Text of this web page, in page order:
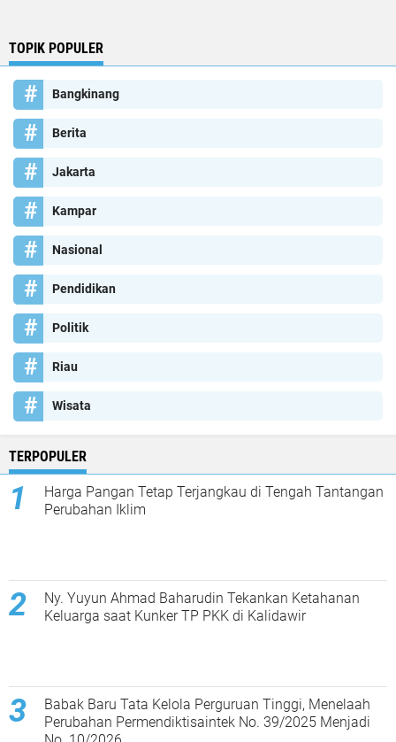
TOPIK POPULER
Bangkinang
Berita
Jakarta
Kampar
Nasional
Pendidikan
Politik
Riau
Wisata
TERPOPULER
Harga Pangan Tetap Terjangkau di Tengah Tantangan
Perubahan Iklim
Ny. Yuyun Ahmad Baharudin Tekankan Ketahanan
Keluarga saat Kunker TP PKK di Kalidawir
Babak Baru Tata Kelola Perguruan Tinggi, Menelaah
Perubahan Permendiktisaintek No. 39/2025 Menjadi